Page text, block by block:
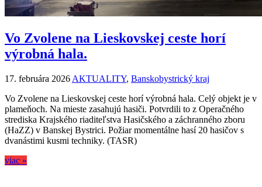
Vo Zvolene na Lieskovskej ceste horí
výrobná hala.
17. februára 2026 AKTUALITY, Banskobystrický kraj
Vo Zvolene na Lieskovskej ceste horí výrobná hala. Celý objekt je v
plameňoch. Na mieste zasahujú hasiči. Potvrdili to z Operačného
strediska Krajského riaditeľstva Hasičského a záchranného zboru
(HaZZ) v Banskej Bystrici. Požiar momentálne hasí 20 hasičov s
dvanástimi kusmi techniky. (TASR)
viac »